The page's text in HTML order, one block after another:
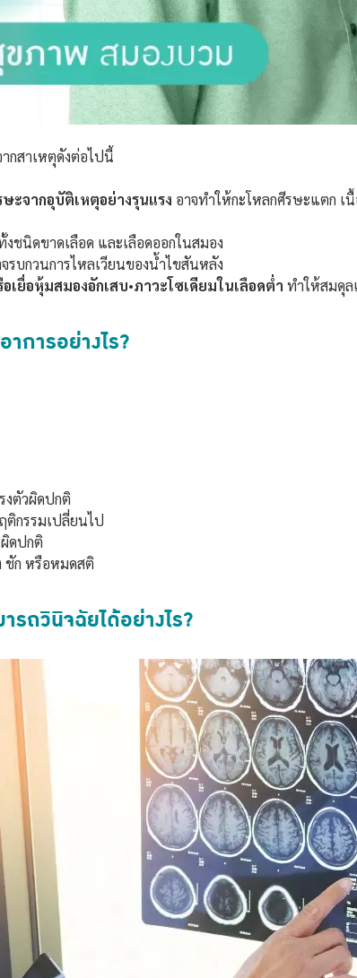
กสาเหตุดังต่อไปนี้
ะจากอุบัติเหตุอย่างรุนแรง อาจทำให้กะโหลกศีรษะแตก เ
งชนิดขาดเลือด และเลือดออกในสมอง
รบกวนการไหลเวียนของน้ำไขสันหลัง
เยื่อหุ้มสมองอักเสบ•ภาวะโซเดียมในเลือดต่ำ ทำให้สมดุล
การอย่างไร?
งตัวผิดปกติ
กรรมเปลี่ยนไป
ดปกติ
ชัก หรือหมดสติ
รถวินิจฉัยได้อย่างไร?